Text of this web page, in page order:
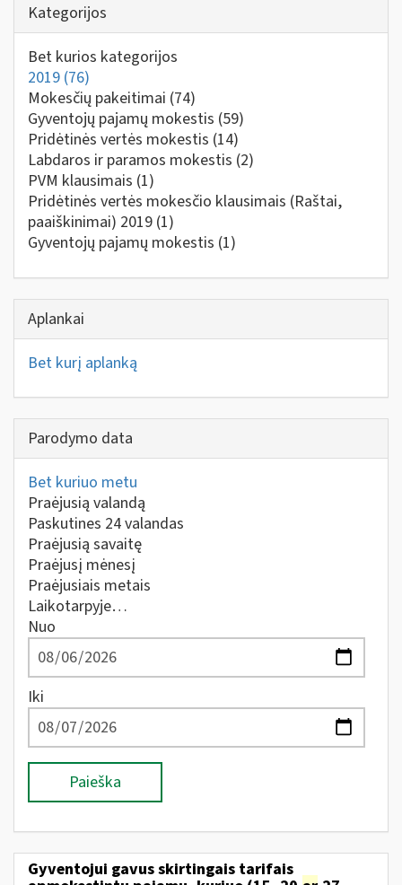
Kategorijos
Bet kurios kategorijos
2019 (76)
Mokesčių pakeitimai (74)
Gyventojų pajamų mokestis (59)
Pridėtinės vertės mokestis (14)
Labdaros ir paramos mokestis (2)
PVM klausimais (1)
Pridėtinės vertės mokesčio klausimais (Raštai,
paaiškinimai) 2019 (1)
Gyventojų pajamų mokestis (1)
Aplankai
Bet kurį aplanką
Parodymo data
Bet kuriuo metu
Praėjusią valandą
Paskutines 24 valandas
Praėjusią savaitę
Praėjusį mėnesį
Praėjusiais metais
Laikotarpyje…
Nuo
Iki
Paieška
Gyventojui gavus skirtingais tarifais